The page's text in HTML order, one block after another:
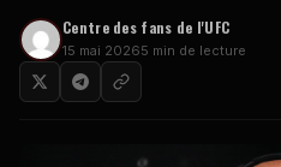
Centre des fans de l'UFC
15 mai 20265 min de lecture